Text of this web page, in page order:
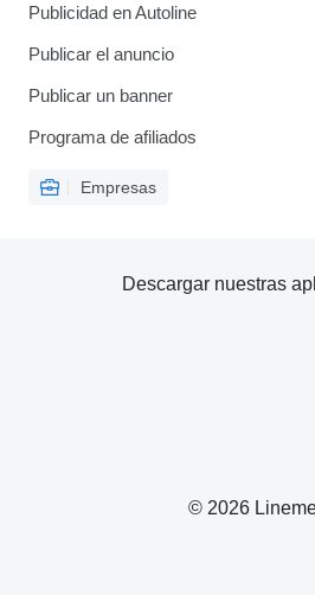
Publicidad en Autoline
Publicar el anuncio
Publicar un banner
Programa de afiliados
Empresas
© 2026
Descargar nuestras